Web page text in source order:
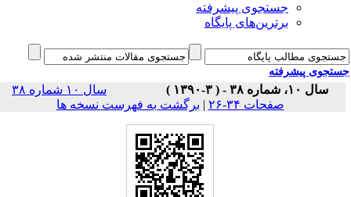
جستجوی پیشرفته
برترین‌های پایگاه
پیشرفته
سال ۱۰، شماره ۳۸ - ( ۳-۱۳۹۰ )
سال ۱۰ شماره ۳۸
صفحات ۳۴-۲۶
|برگشت به فهرست نسخه ها